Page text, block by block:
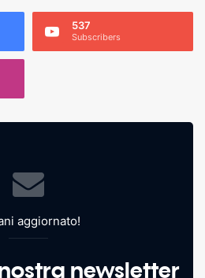
537
Subscribers
aggiornato!
newsletter